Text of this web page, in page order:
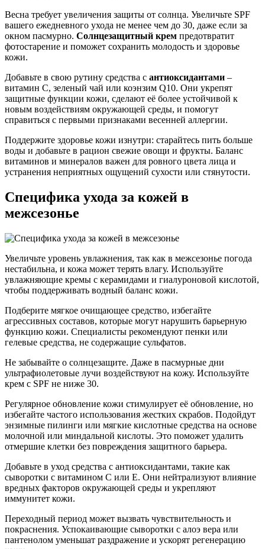
Весна требует увеличения защиты от солнца. Увеличьте SPF
вашего ежедневного ухода не менее чем до 30, даже если за
окном пасмурно. Солнцезащитный крем предотвратит
фотостарение и поможет сохранить молодость и здоровье
кожи.
Добавьте в свою рутину средства с антиоксидантами –
витамин С, зеленый чай или коэнзим Q10. Они укрепят
защитные функции кожи, сделают её более устойчивой к
новым воздействиям окружающей среды, и помогут
справиться с первыми признаками весенней аллергии.
Поддержите здоровье кожи изнутри: старайтесь пить больше
воды и добавьте в рацион свежие овощи и фрукты. Баланс
витаминов и минералов важен для ровного цвета лица и
устранения неприятных ощущений сухости или стянутости.
Специфика ухода за кожей в
межсезонье
Увеличьте уровень увлажнения, так как в межсезонье погода
нестабильна, и кожа может терять влагу. Используйте
увлажняющие кремы с керамидами и гиалуроновой кислотой,
чтобы поддерживать водный баланс кожи.
Подберите мягкое очищающее средство, избегайте
агрессивных составов, которые могут нарушить барьерную
функцию кожи. Специалисты рекомендуют пенки или
гелевые средства, не содержащие сульфатов.
Не забывайте о солнцезащите. Даже в пасмурные дни
ультрафиолетовые лучи воздействуют на кожу. Используйте
крем с SPF не ниже 30.
Регулярное обновление кожи стимулирует её обновление, но
избегайте частого использования жестких скрабов. Подойдут
энзимные пилинги или мягкие кислотные средства на основе
молочной или миндальной кислоты. Это поможет удалить
отмершие клетки без повреждения защитного барьера.
Добавьте в уход средства с антиоксидантами, такие как
сыворотки с витамином С или Е. Они нейтрализуют влияние
вредных факторов окружающей среды и укрепляют
иммунитет кожи.
Переходный период может вызвать чувствительность и
покраснения. Успокаивающие сыворотки с алоэ вера или
пантенолом уменьшат раздражение и ускорят регенерацию